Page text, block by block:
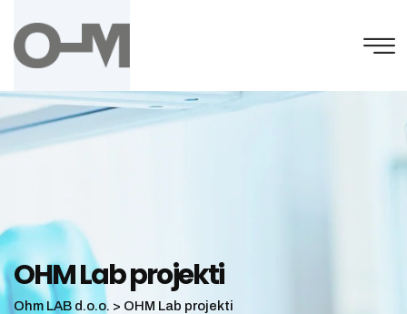
OHM Lab projekti
Ohm LAB d.o.o. > OHM Lab projekti